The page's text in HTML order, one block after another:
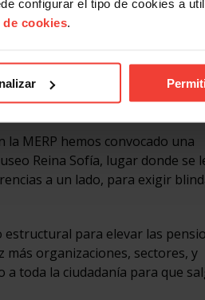
configurar el tipo de cookies a
cookies.
que ningún Gobierno, sea del
MERP hemos convocado una
Reina Sofía, lugar donde se
a un lado, para exigir
para elevar las
más organizaciones, sectores, y
toda la ciudadanía para que